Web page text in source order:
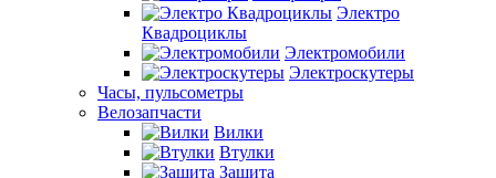
Электро
Квадроциклы
Электромобили
Электроскутеры
Часы, пульсометры
Велозапчасти
Вилки
Втулки
Защита